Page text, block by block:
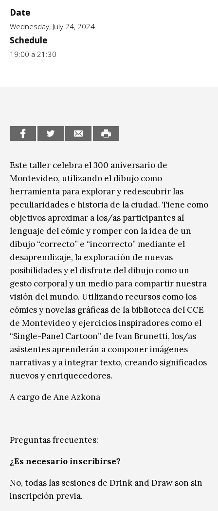
CCE en el interior/libros
Espacio itinerante de lectura infantil
Exposiciones
Formación
Infantil y Juvenil
Medio Ambiente
Sin categoría
Date
Wednesday, July 24, 2024.
Schedule
19:00 a 21:30
Este taller celebra el 300 aniversario de
Montevideo, utilizando el dibujo como
herramienta para explorar y redescubrir las
peculiaridades e historia de la ciudad. Tiene como
objetivos aproximar a los/as participantes al
lenguaje del cómic y romper con la idea de un
dibujo “correcto” e “incorrecto” mediante el
desaprendizaje, la exploración de nuevas
posibilidades y el disfrute del dibujo como un
gesto corporal y un medio para compartir nuestra
visión del mundo. Utilizando recursos como los
cómics y novelas gráficas de la biblioteca del CCE
de Montevideo y ejercicios inspiradores como el
“Single-Panel Cartoon” de Ivan Brunetti, los/as
asistentes aprenderán a componer imágenes
narrativas y a integrar texto, creando significados
nuevos y enriquecedores.
A cargo de Ane Azkona
Preguntas frecuentes:
¿Es necesario inscribirse?
No, todas las sesiones de Drink and Draw son sin
inscripción previa.